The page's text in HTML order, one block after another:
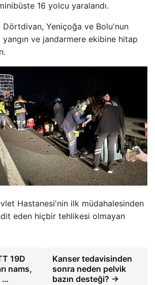
16 yolcu yaralandı.
Dörtdivan, Yeniçoğa ve Bolu'nun
ve jandarmere ekibine hitap
Hastanesi'nin ilk müdahalesinden
eden hiçbir tehlikesi olmayan
19D
nams,
…
Kanser tedavisinden
sonra neden pelvik
bazın desteği? →